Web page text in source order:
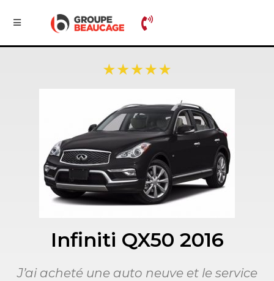
Infiniti QX50 2016
J’ai acheté une auto neuve et le service